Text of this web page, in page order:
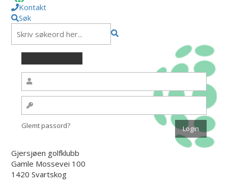
Kontakt
Søk
Glemt passord?
Gjersjøen golfklubb
Gamle Mossevei 100
1420 Svartskog